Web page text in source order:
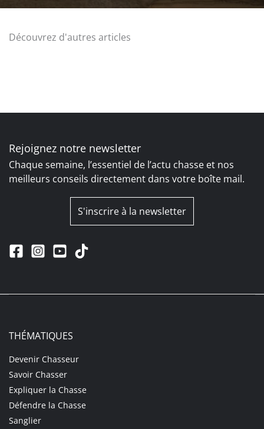
Découvrez d'autres articles
Rejoignez notre newsletter
Chaque semaine, l’essentiel de l’actu chasse et nos
meilleurs conseils directement dans votre boîte mail.
S'inscrire à la newsletter
THÉMATIQUES
Devenir Chasseur
Savoir Chasser
Expliquer la Chasse
Défendre la Chasse
Sanglier